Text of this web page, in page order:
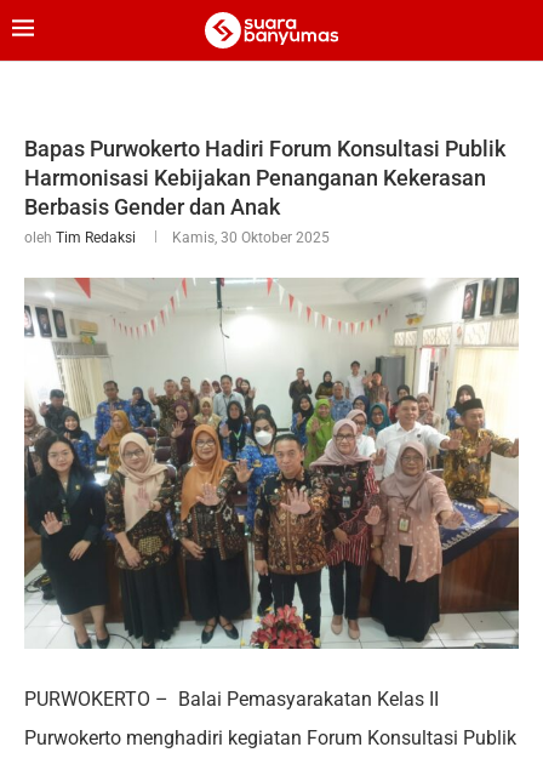
Bapas Purwokerto Hadiri Forum Konsultasi Publik
Harmonisasi Kebijakan Penanganan Kekerasan
Berbasis Gender dan Anak
oleh Tim Redaksi Kamis, 30 Oktober 2025
PURWOKERTO – Balai Pemasyarakatan Kelas II
Purwokerto menghadiri kegiatan Forum Konsultasi Publik